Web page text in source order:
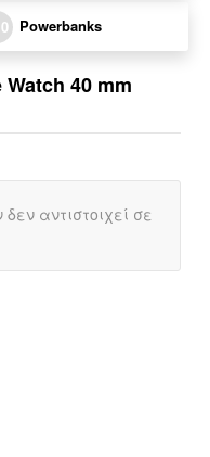
Powerbanks
40 mm
αντιστοιχεί σε